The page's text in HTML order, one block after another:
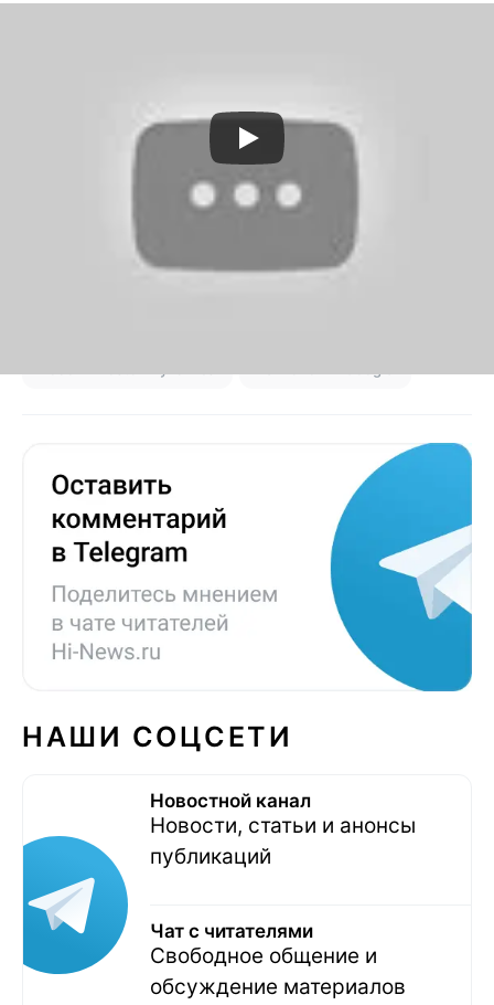
НАШИ СОЦСЕТИ
Новостной канал
Новости, статьи и анонсы
публикаций
Чат с читателями
Свободное общение и
обсуждение материалов